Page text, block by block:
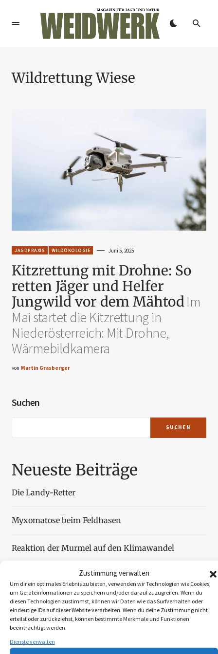
Zustimmung verwalten
Um dir ein optimales Erlebnis zu bieten, verwenden wir Technologien wie Cookies,
um Geräteinformationen zu speichern und/oder darauf zuzugreifen. Wenn du
diesen Technologien zustimmst, können wir Daten wie das Surfverhalten oder
eindeutige IDs auf dieser Website verarbeiten. Wenn du deine Zustimmung nicht
erteilst oder zurückziehst, können bestimmte Merkmale und Funktionen
beeinträchtigt werden.
Dienste verwalten
Wildrettung Wiese
JAGDPRAXIS WILDÖKOLOGIE Juni 5, 2025
Kitzrettung mit Drohne: So
retten Jäger und Helfer
Jungwild vor dem MähtodIm
Mai startet die Kitzrettung in
Niederösterreich: Mit Drohne,
Wärmebildkamera
von Martin Grasberger
Suchen
SUCHEN
Neueste Beiträge
Die Landy-Retter
Myxomatose beim Feldhasen
Reaktion der Murmel auf den Klimawandel
Faszination Blattjagd
Wildzählung aus der Luft